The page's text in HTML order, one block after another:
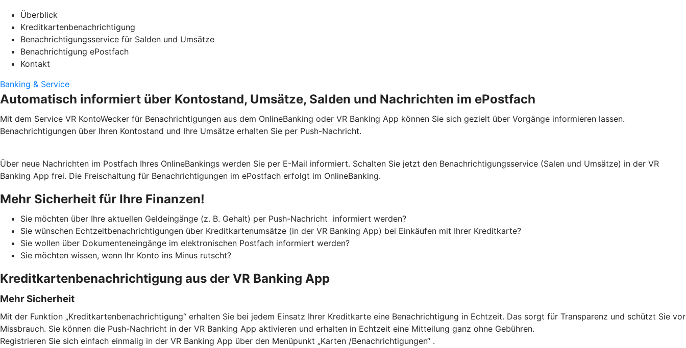
Überblick
Kreditkartenbenachrichtigung
Benachrichtigungsservice für Salden und Umsätze
Benachrichtigung ePostfach
Kontakt
Banking & Service
Automatisch informiert über Kontostand, Umsätze, Salden und Nachrichten im ePostfach
Mit dem Service VR KontoWecker für Benachrichtigungen aus dem OnlineBanking oder VR Banking App können Sie sich gezielt über Vorgänge informieren lassen.
Benachrichtigungen über Ihren Kontostand und Ihre Umsätze erhalten Sie per Push-Nachricht.
Über neue Nachrichten im Postfach Ihres OnlineBankings werden Sie per E-Mail informiert. Schalten Sie jetzt den Benachrichtigungsservice (Salen und Umsätze) in der VR
Banking App frei. Die Freischaltung für Benachrichtigungen im ePostfach erfolgt im OnlineBanking.
Mehr Sicherheit für Ihre Finanzen!
Sie möchten über Ihre aktuellen Geldeingänge (z. B. Gehalt) per Push-Nachricht informiert werden?
Sie wünschen Echtzeitbenachrichtigungen über Kreditkartenumsätze (in der VR Banking App) bei Einkäufen mit Ihrer Kreditkarte?
Sie wollen über Dokumenteneingänge im elektronischen Postfach informiert werden?
Sie möchten wissen, wenn Ihr Konto ins Minus rutscht?
Kreditkartenbenachrichtigung aus der VR Banking App
Mehr Sicherheit
Mit der Funktion „Kreditkartenbenachrichtigung“ erhalten Sie bei jedem Einsatz Ihrer Kreditkarte eine Benachrichtigung in Echtzeit. Das sorgt für Transparenz und schützt Sie vor
Missbrauch. Sie können die Push-Nachricht in der VR Banking App aktivieren und erhalten in Echtzeit eine Mitteilung ganz ohne Gebühren.
Registrieren Sie sich einfach einmalig in der VR Banking App über den Menüpunkt „Karten /Benachrichtigungen“ .